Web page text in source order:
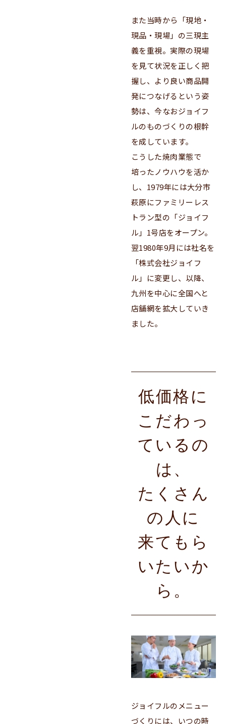
また当時から「現地・
現品・現場」の三現主
義を重視。実際の現場
を見て状況を正しく把
握し、より良い商品開
発につなげるという姿
勢は、今なおジョイフ
ルのものづくりの根幹
を成しています。
こうした焼肉業態で
培ったノウハウを活か
し、1979年には大分市
萩原にファミリーレス
トラン型の「ジョイフ
ル」1号店をオープン。
翌1980年9月には社名を
「株式会社ジョイフ
ル」に変更し、以降、
九州を中心に全国へと
店舗網を拡大していき
ました。
低価格に
こだわっ
ているの
は、
たくさん
の人に
来てもら
いたいか
ら。
ジョイフルのメニュー
づくりには、いつの時